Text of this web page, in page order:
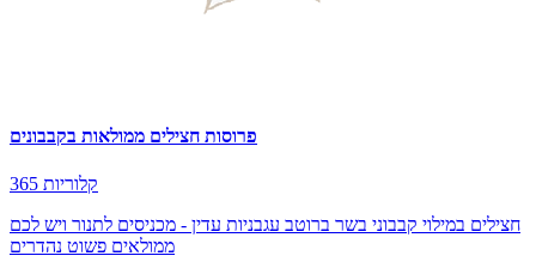
פרוסות חצילים ממולאות בקבבונים
365 קלוריות
חצילים במילוי קבבוני בשר ברוטב עגבניות עדין - מכניסים לתנור ויש לכם
ממולאים פשוט נהדרים